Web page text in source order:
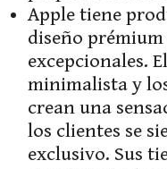
Apple tiene
diseño
excepcionales.
minimalista y
crean una
los clientes se
exclusivo. Sus